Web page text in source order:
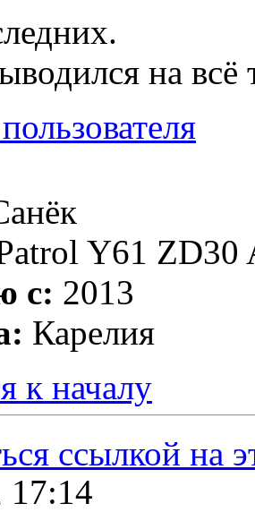
на всё
Y61 ZD30
с: 2013
Карелия
к началу
17:14